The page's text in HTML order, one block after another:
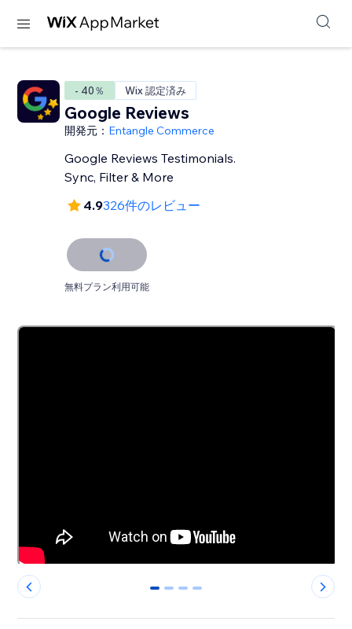
- 40％ Wix 認定済み
Google Reviews
開発元： Entangle Commerce
Google Reviews Testimonials.
Sync, Filter & More
4.9326件のレビュー
無料プラン利用可能
0 1 2 3